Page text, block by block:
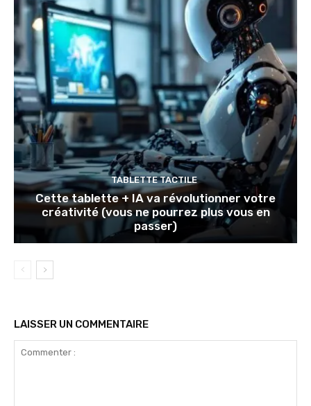
TABLETTE TACTILE
Cette tablette + IA va révolutionner votre
créativité (vous ne pourrez plus vous en
passer)
LAISSER UN COMMENTAIRE